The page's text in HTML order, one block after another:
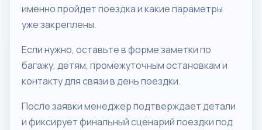
именно пройдет поездка и какие параметры
уже закреплены.
Если нужно, оставьте в форме заметки по
багажу, детям, промежуточным остановкам и
контакту для связи в день поездки.
После заявки менеджер подтверждает детали
и фиксирует финальный сценарий поездки под